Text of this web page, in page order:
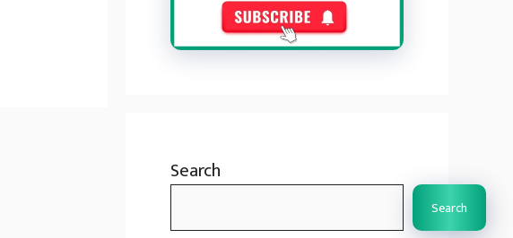
Search
Search